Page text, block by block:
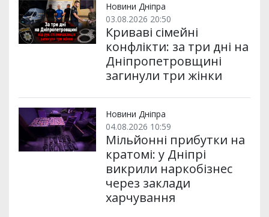
Новини Дніпра
03.08.2026 20:50
Криваві сімейні
конфлікти: за три дні на
Дніпропетровщині
загинули три жінки
Новини Дніпра
04.08.2026 10:59
Мільйонні прибутки на
кратомі: у Дніпрі
викрили наркобізнес
через заклади
харчування